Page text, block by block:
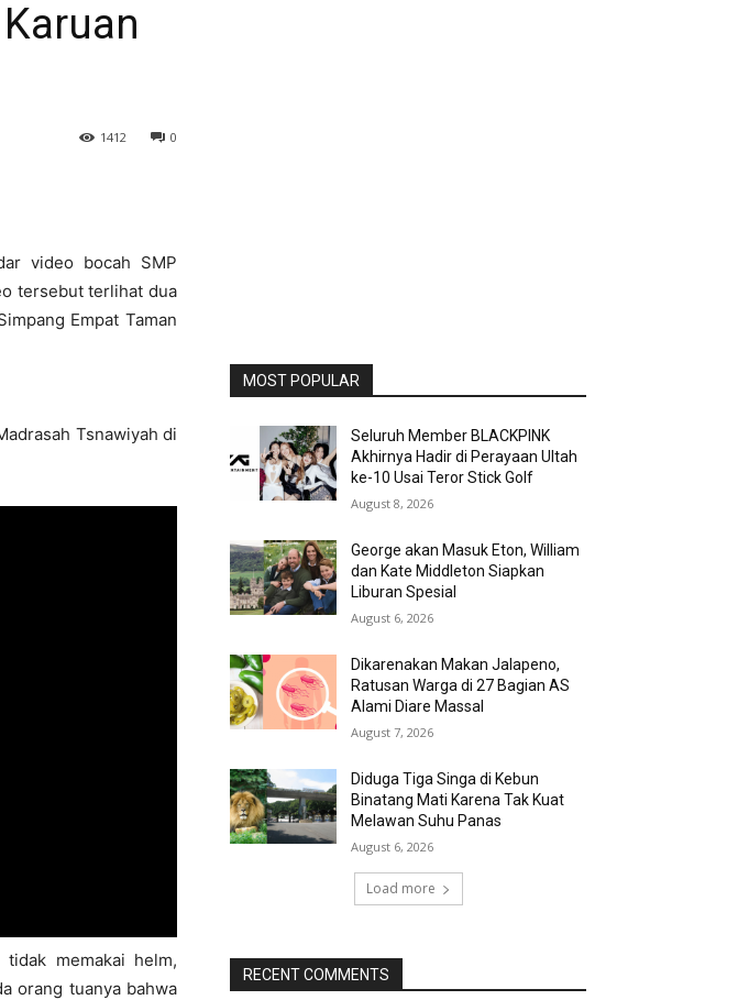
0
1412
video bocah SMP
tersebut terlihat dua
Empat Taman
Tsnawiyah di
memakai helm,
orang tuanya bahwa
MOST POPULAR
Seluruh Member BLACKPINK
Akhirnya Hadir di Perayaan Ultah
ke-10 Usai Teror Stick Golf
August 8, 2026
George akan Masuk Eton, William
dan Kate Middleton Siapkan
Liburan Spesial
August 6, 2026
Dikarenakan Makan Jalapeno,
Ratusan Warga di 27 Bagian AS
Alami Diare Massal
August 7, 2026
Diduga Tiga Singa di Kebun
Binatang Mati Karena Tak Kuat
Melawan Suhu Panas
August 6, 2026
Load more
RECENT COMMENTS